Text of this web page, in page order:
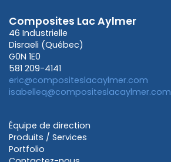
Composites Lac Aylmer
46 Industrielle
Disraeli (Québec)
G0N 1E0
581 209-4141
eric@compositeslacaylmer.com
isabelleq@compositeslacaylmer.com
Équipe de direction
Produits / Services
Portfolio